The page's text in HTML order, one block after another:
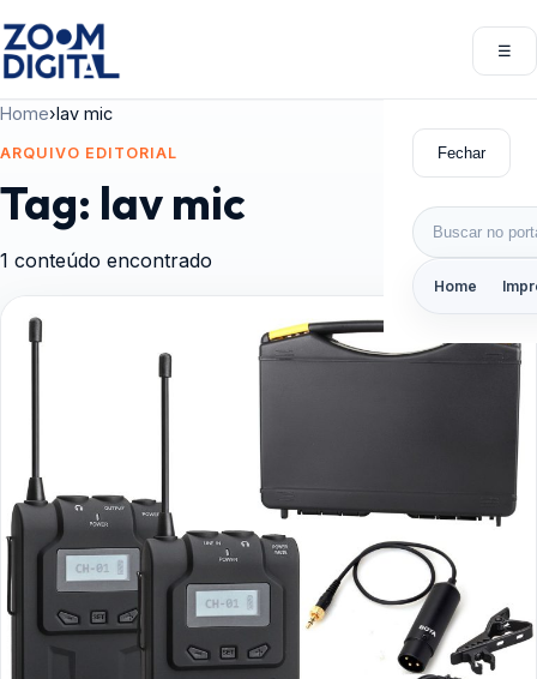
☰
Fechar
Buscar por:
Home
Home›lav mic
ARQUIVO EDITORIAL
Tag: lav mic
1 conteúdo encontrado